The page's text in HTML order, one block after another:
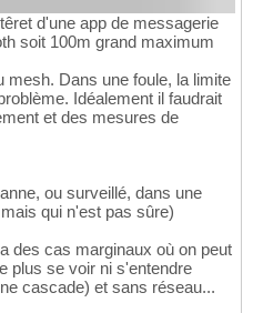
d'une app de messagerie
soit 100m grand maximum
Dans une foule, la limite
Idéalement il faudrait
et des mesures de
ou surveillé, dans une
qui n'est pas sûre)
des cas marginaux où on peut
plus se voir ni s'entendre
cascade) et sans réseau...